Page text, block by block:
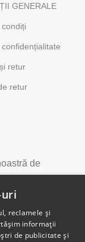
GENERALE
retur
retur
de
uri
reclamele și
informații
de publicitate și